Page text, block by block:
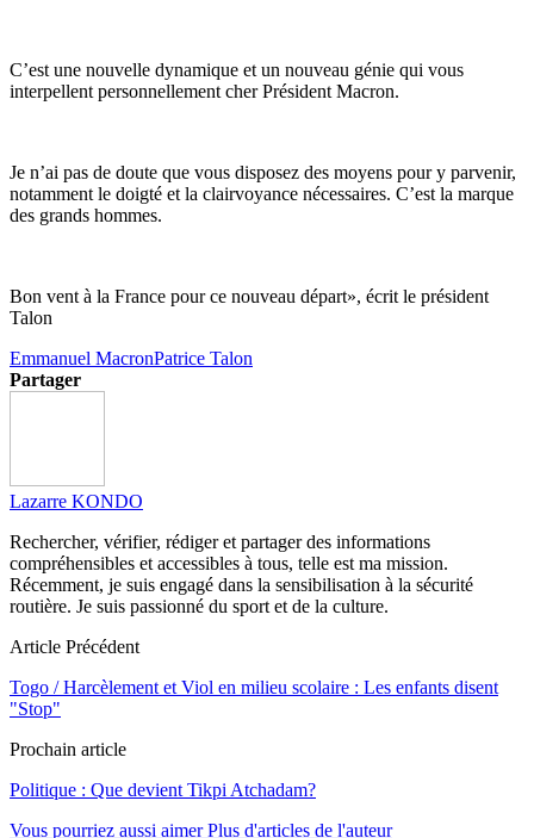
C’est une nouvelle dynamique et un nouveau génie qui vous
interpellent personnellement cher Président Macron.
Je n’ai pas de doute que vous disposez des moyens pour y parvenir,
notamment le doigté et la clairvoyance nécessaires. C’est la marque
des grands hommes.
Bon vent à la France pour ce nouveau départ», écrit le président
Talon
Emmanuel MacronPatrice Talon
Partager
Lazarre KONDO
Rechercher, vérifier, rédiger et partager des informations
compréhensibles et accessibles à tous, telle est ma mission.
Récemment, je suis engagé dans la sensibilisation à la sécurité
routière. Je suis passionné du sport et de la culture.
Article Précédent
Togo / Harcèlement et Viol en milieu scolaire : Les enfants disent
"Stop"
Prochain article
Politique : Que devient Tikpi Atchadam?
Vous pourriez aussi aimer Plus d'articles de l'auteur